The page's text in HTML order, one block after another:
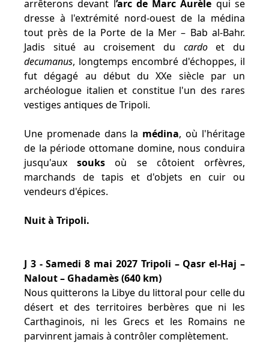
arrêterons devant l’arc de Marc Aurèle qui se
dresse à l'extrémité nord-ouest de la médina
tout près de la Porte de la Mer – Bab al-Bahr.
Jadis situé au croisement du cardoet du
decumanus, longtemps encombré d'échoppes, il
fut dégagé au début du XXe siècle par un
archéologue italien et constitue l'un des rares
vestiges antiques de Tripoli.
Une promenade dans la médina, où l'héritage
de la période ottomane domine, nous conduira
jusqu'auxsouks où se côtoient orfèvres,
marchands de tapis et d'objets en cuir ou
vendeurs d'épices.
Nuit à Tripoli.
J 3 - Samedi 8 mai 2027 Tripoli – Qasr el-Haj –
Nalout – Ghadamès (640 km)
Nous quitterons la Libye du littoral pour celle du
désert et des territoires berbères que ni les
Carthaginois, ni les Grecs et les Romains ne
parvinrent jamais à contrôler complètement.